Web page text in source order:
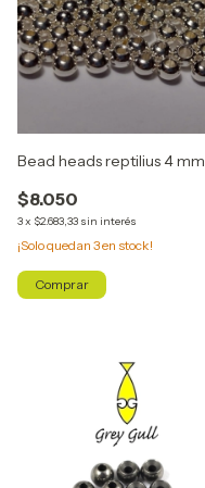
Bead heads reptilius 4 mm
$8.050
3x $2.683,33 sin interés
¡Solo quedan 3en stock!
Comprar